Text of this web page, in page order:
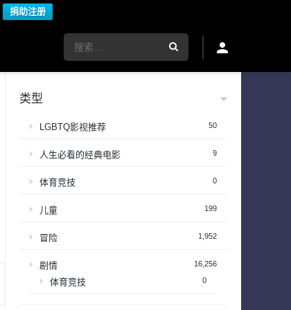
捐助注册
类型
LGBTQ影视推荐 50
人生必看的经典电影 9
体育竞技 0
儿童 199
冒险 1,952
剧情 16,256
体育竞技 0